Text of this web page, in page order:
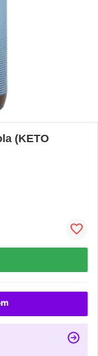
(KETO